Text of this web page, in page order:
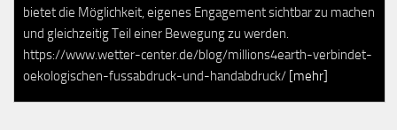
bietet die Möglichkeit, eigenes Engagement sichtbar zu machen
und gleichzeitig Teil einer Bewegung zu werden.
https://www.wetter-center.de/blog/millions4earth-verbindet-
oekologischen-fussabdruck-und-handabdruck/ [mehr]